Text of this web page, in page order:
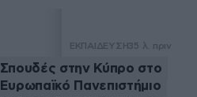
ΕΚΠΑΙΔΕΥΣΗ35 λ. πριν
Σπουδές στην Κύπρο στο
Ευρωπαϊκό Πανεπιστήμιο